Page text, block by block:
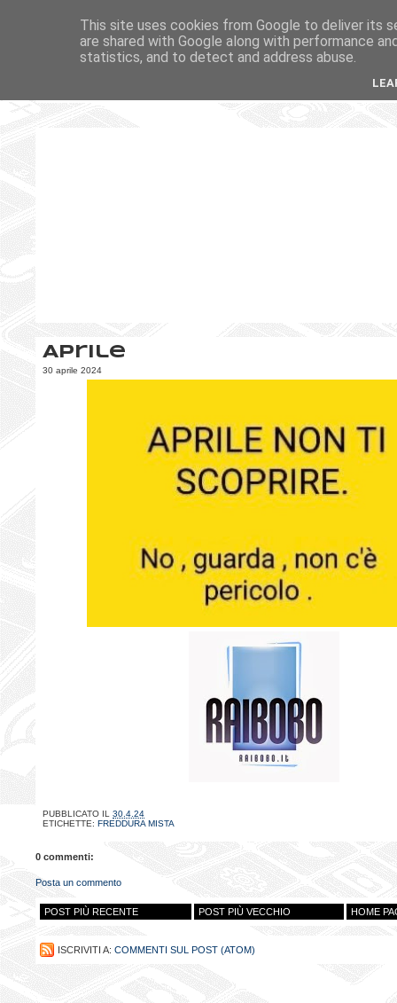
Aprile
30 aprile 2024
PUBBLICATO IL 30.4.24
ETICHETTE: FREDDURA MISTA
0 commenti:
Posta un commento
POST PIÙ RECENTE POST PIÙ VECCHIO HOME
ISCRIVITI A: COMMENTI SUL POST (ATOM)
This site uses cookies from Google to deliver its
are shared with Google along with performance
statistics, and to detect and address abuse.